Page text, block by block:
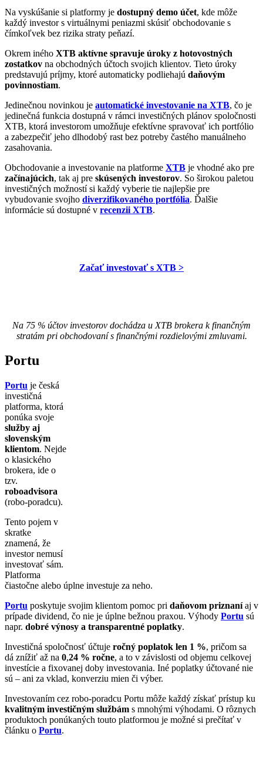
Na vyskúšanie si platformy je dostupný demo účet, kde môže
každý investor s virtuálnymi peniazmi skúsiť obchodovanie s
čímkoľvek bez rizika straty peňazí.
Okrem iného XTB aktívne spravuje úroky z hotovostných
zostatkov na obchodných účtoch svojich klientov. Tieto úroky
predstavujú príjmy, ktoré automaticky podliehajú daňovým
povinnostiam.
Jedinečnou novinkou je automatické investovanie na XTB, čo je
jedinečná funkcia dostupná v rámci investičných plánov spoločnosti
XTB, ktorá investorom umožňuje efektívne spravovať ich portfólio
a zabezpečiť jeho dlhodobý rast bez potreby častého manuálneho
zasahovania.
Obchodovanie a investovanie na platforme XTB je vhodné ako pre
začínajúcich, tak aj pre skúsených investorov. So širokou paletou
investičných možností si každý vyberie tie najlepšie pre
vybudovanie svojho diverzifikovaného portfólia. Ďalšie
informácie sú dostupné v recenzii XTB.
Začať investovať s XTB >
Na 75 % účtov investorov dochádza u XTB brokera k finančným
stratám pri obchodovaní s finančnými rozdielovými zmluvami.
Portu
Portu je česká
investičná
platforma, ktorá
ponúka svoje
služby aj
slovenským
klientom. Nejde
o klasického
brokera, ide o
tzv.
roboadvisora
(robo-poradcu).
Tento pojem v
skratke
znamená, že
investor nemusí
investovať sám.
Platforma
čiastočne alebo úplne investuje za neho.
Portu poskytuje svojim klientom pomoc pri daňovom priznaníaj v
prípade dividend, čo nie je úplne bežnou praxou. Výhody Portu sú
napr. dobré výnosy a transparentné poplatky.
Investičná spoločnosť účtuje ročný poplatok len 1 %, pričom sa
dá znížiť až na 0,24 % ročne, a to v závislosti od objemu celkovej
investície a fixovanej doby investovania. Iné poplatky účtované nie
sú – ani za vklad, konverziu mien či výber.
Investovaním cez robo-poradcu Portu môže každý získať prístup ku
kvalitným investičným službám s mnohými výhodami. O rôznych
produktoch ponúkaných touto platformou je možné si prečítať v
článku o Portu.